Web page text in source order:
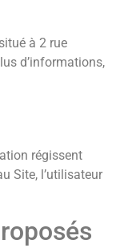
à 2 rue
d’informations,
régissent
Site, l’utilisateur